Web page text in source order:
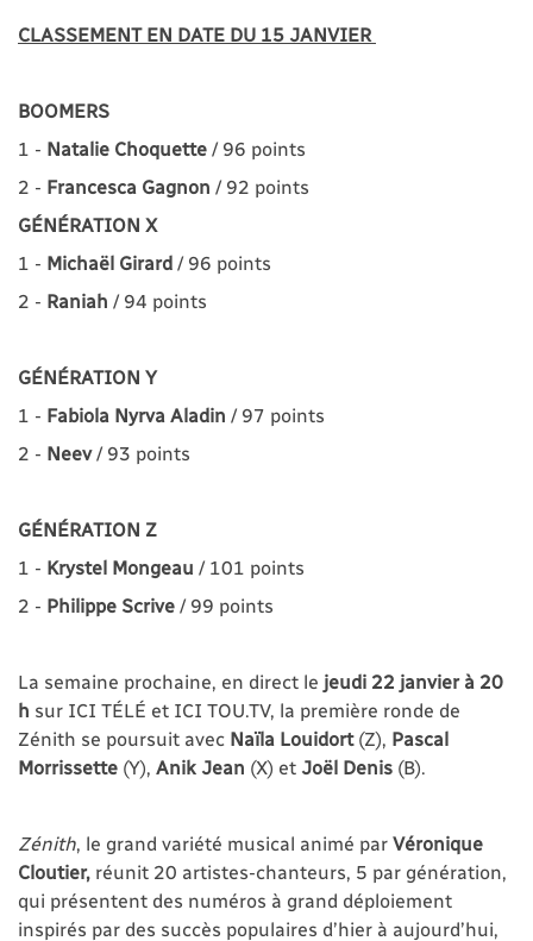
CLASSEMENT EN DATE DU 15 JANVIER
BOOMERS
1 - Natalie Choquette / 96 points
2 - Francesca Gagnon / 92 points
GÉNÉRATION X
1 - Michaël Girard / 96 points
2 - Raniah / 94 points
GÉNÉRATION Y
1 - Fabiola Nyrva Aladin / 97 points
2 - Neev / 93 points
GÉNÉRATION Z
1 - Krystel Mongeau / 101 points
2 - Philippe Scrive / 99 points
La semaine prochaine, en direct le jeudi 22 janvier à 20
h sur ICI TÉLÉ et ICI TOU.TV, la première ronde de
Zénith se poursuit avec Naïla Louidort(Z), Pascal
Morrissette (Y), Anik Jean (X) et Joël Denis (B).
Zénith , le grand variété musical animé par Véronique
Cloutier, réunit 20 artistes-chanteurs, 5 par génération,
qui présentent des numéros à grand déploiement
inspirés par des succès populaires d’hier à aujourd’hui,